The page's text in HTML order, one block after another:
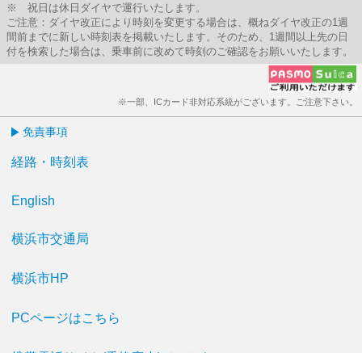
※ 祝日は休日ダイヤで運行いたします。
ご注意：ダイヤ改正により時刻を変更する場合は、概ねダイヤ改正の1週
間前までに新しい時刻表を掲載いたします。そのため、1週間以上先の日
付を検索した場合は、乗車前に改めて時刻のご確認をお願いいたします。
※一部、ICカード非対応系統がございます。ご注意下さい。
免責事項
経路・時刻表
English
横浜市交通局
横浜市HP
PCページはこちら